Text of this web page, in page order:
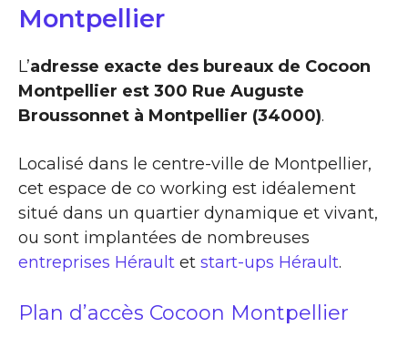
Montpellier
L’adresse exacte des bureaux de Cocoon
Montpellier est 300 Rue Auguste
Broussonnet à Montpellier (34000).
Localisé dans le centre-ville de Montpellier,
cet espace de co working est idéalement
situé dans un quartier dynamique et vivant,
ou sont implantées de nombreuses
entreprises Hérault et start-ups Hérault.
Plan d’accès Cocoon Montpellier